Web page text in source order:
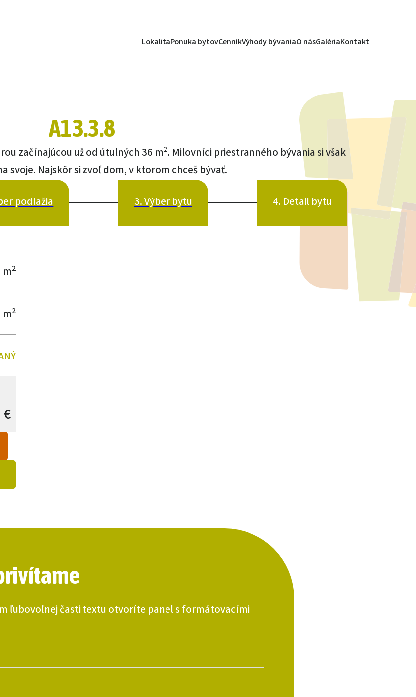
LokalitaPonuka bytovCenníkVýhody bývaniaO násGalériaKontakt
A13.3.8
začínajúcou už od útulných 36 m2. Milovníci priestranného bývania si však
svoje. Najskôr si zvoľ dom, v ktorom chceš bývať.
podlažia 3. Výber bytu 4. Detail bytu
m2
m2
€
ľubovoľnej časti textu otvoríte panel s formátovacími